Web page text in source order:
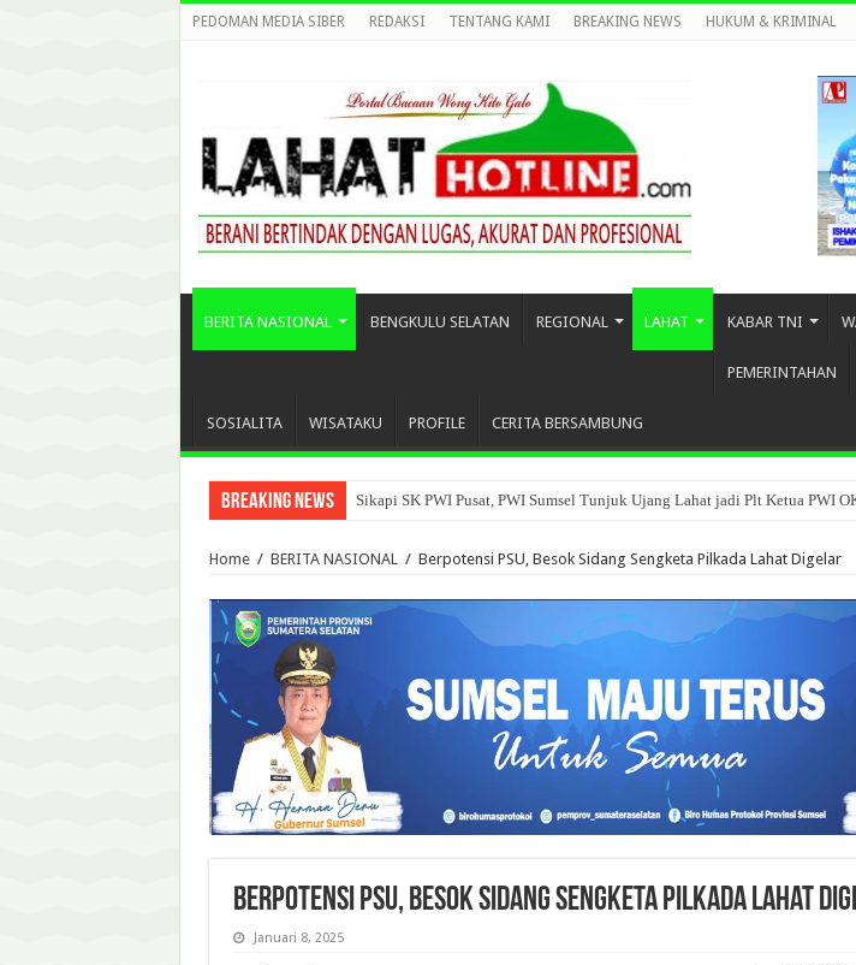
PEDOMAN MEDIA SIBER REDAKSI TENTANG KAMI BREAKING NEWS HUKUM & KRIMINAL
BERITA NASIONAL BENGKULU SELATAN REGIONAL LAHAT KABAR TNI
PEMERINTAHAN
SOSIALITA WISATAKU PROFILE CERITA BERSAMBUNG
Breaking News Sikapi SK PWI Pusat, PWI Sumsel Tunjuk Ujang Lahat jadi Plt Ketua PWI
Home / BERITA NASIONAL / Berpotensi PSU, Besok Sidang Sengketa Pilkada Lahat Digelar
Berpotensi PSU, Besok Sidang Sengketa Pilkada Lahat
Januari 8, 2025